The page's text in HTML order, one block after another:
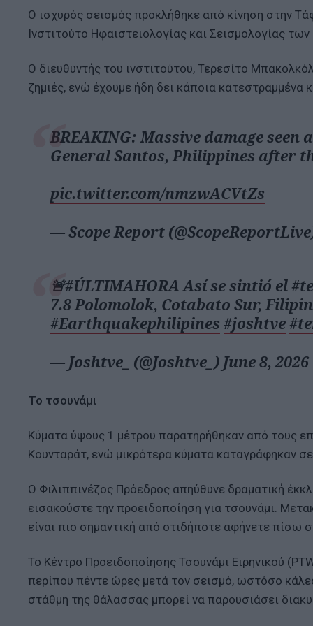
Ο ισχυρός σεισμός προκλήθηκε από κίνηση στην
Ινστιτούτο Ηφαιστειολογίας και Σεισμολογίας
Ο διευθυντής του ινστιτούτου, Τερεσίτο
ζημιές, ενώ έχουμε ήδη δει κάποια κατεστραμμένα
BREAKING: Massive damage
General Santos, Philippines after
pic.twitter.com/nmzwACVtZs
— Scope Report
🚨#ÚLTIMAHORAAsí se sintió el
7.8 Polomolok, Cotabato Sur,
#Earthquakephilipines #joshtve
— Joshtve_ (@Joshtve_) June 8, 2026
Το τσουνάμι
Κύματα ύψους 1 μέτρου παρατηρήθηκαν από τους
Κουνταράτ, ενώ μικρότερα κύματα καταγράφηκαν
Ο Φιλιππινέζος Πρόεδρος απηύθυνε δραματική
εισακούστε την προειδοποίηση για τσουνάμι.
είναι πιο σημαντική από οτιδήποτε αφήνετε πίσω
Το Κέντρο Προειδοποίησης Τσουνάμι Ειρηνικού
περίπου πέντε ώρες μετά τον σεισμό, ωστόσο
στάθμη της θάλασσας μπορεί να παρουσιάσει